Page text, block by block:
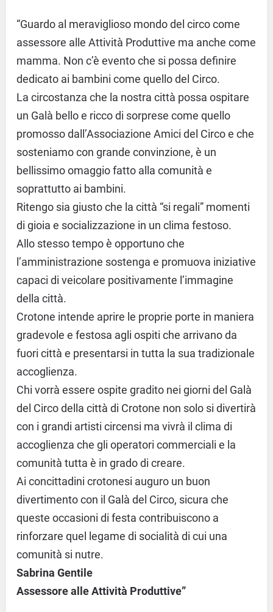
“Guardo al meraviglioso mondo del circo come
assessore alle Attività Produttive ma anche come
mamma. Non c’è evento che si possa definire
dedicato ai bambini come quello del Circo.
La circostanza che la nostra città possa ospitare
un Galà bello e ricco di sorprese come quello
promosso dall’Associazione Amici del Circo e che
sosteniamo con grande convinzione, è un
bellissimo omaggio fatto alla comunità e
soprattutto ai bambini.
Ritengo sia giusto che la città “si regali” momenti
di gioia e socializzazione in un clima festoso.
Allo stesso tempo è opportuno che
l’amministrazione sostenga e promuova iniziative
capaci di veicolare positivamente l’immagine
della città.
Crotone intende aprire le proprie porte in maniera
gradevole e festosa agli ospiti che arrivano da
fuori città e presentarsi in tutta la sua tradizionale
accoglienza.
Chi vorrà essere ospite gradito nei giorni del Galà
del Circo della città di Crotone non solo si divertirà
con i grandi artisti circensi ma vivrà il clima di
accoglienza che gli operatori commerciali e la
comunità tutta è in grado di creare.
Ai concittadini crotonesi auguro un buon
divertimento con il Galà del Circo, sicura che
queste occasioni di festa contribuiscono a
rinforzare quel legame di socialità di cui una
comunità si nutre.
Sabrina Gentile
Assessore alle Attività Produttive”